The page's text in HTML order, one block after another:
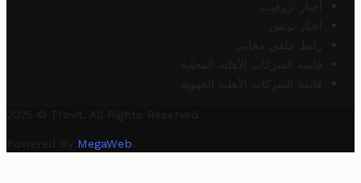
أخبار تروفيت
أخبار تونس
رابط خلفي مجاني
قائمة الشركات الأهلية المحلية
قائمة الشركات الأهلية الجهوية
2025 © Trovit. All Rights Reserved.
Powered By MegaWeb